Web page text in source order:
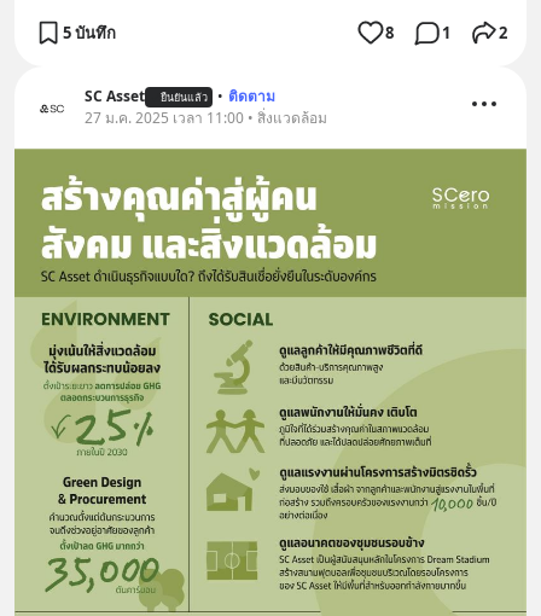
5 บันทึก 8 1 2
SC Asset ยืนยันแล้ว • ติดตาม
27 ม.ค. 2025 เวลา 11:00 • สิ่งแวดล้อม